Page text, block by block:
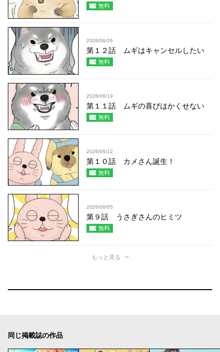
無料
2026/06/26
第１２話 ムギはキャンセルしたい
無料
2026/06/19
第１１話 ムギの喜びはかくせない
無料
2026/06/12
第１０話 カメさん誕生！
無料
2026/06/05
第９話 うさぎさんのヒミツ
無料
もっと見る
同じ掲載誌の作品